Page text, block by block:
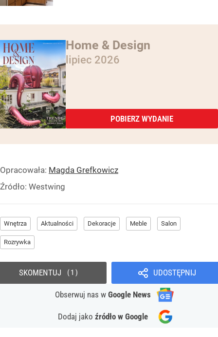
Home & Design
lipiec 2026
POBIERZ WYDANIE
Opracowała: Magda Grefkowicz
Źródło: Westwing
Wnętrza Aktualności Dekoracje Meble Salon
Rozrywka
UDOSTĘPNIJ
Obserwuj nas w Google News
Dodaj jako źródło w Google
SKOMENTUJ 1